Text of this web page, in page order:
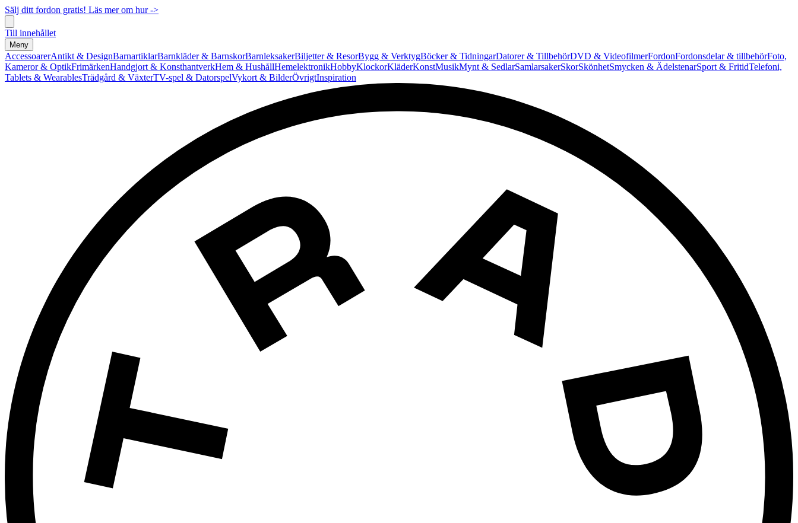
Sälj ditt fordon gratis! Läs mer om hur ->
Till innehållet
Meny
AccessoarerAntikt & DesignBarnartiklarBarnkläder & BarnskorBarnleksakerBiljetter & ResorBygg & VerktygBöcker & TidningarDatorer & TillbehörDVD & VideofilmerFordonFordonsdelar & tillbehörFoto,
Kameror & OptikFrimärkenHandgjort & KonsthantverkHem & HushållHemelektronikHobbyKlockorKläderKonstMusikMynt & SedlarSamlarsakerSkorSkönhetSmycken & ÄdelstenarSport & FritidTelefoni,
Tablets & WearablesTrädgård & VäxterTV-spel & DatorspelVykort & BilderÖvrigtInspiration